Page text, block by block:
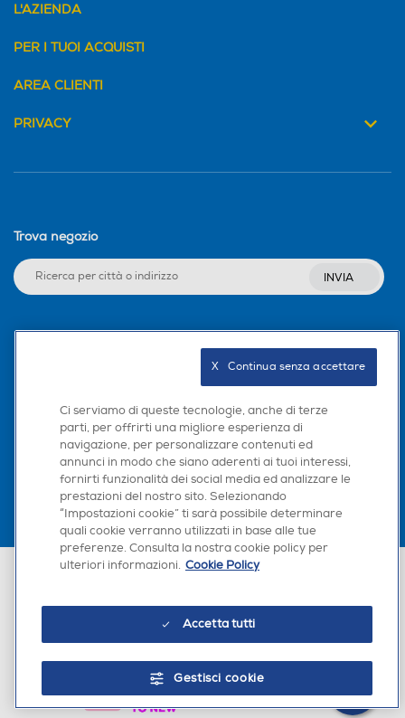
Hai bisogno di un
suggerimento su cosa
acquistare?
Chatta con RONICS
L'AZIENDA
PER I TUOI ACQUISTI
AREA CLIENTI
PRIVACY
Trova negozio
INVIA
Scarica la nostra app
Euronics Italia SpA. Sede legale Via Montefeltro, 6/a 20156 Milano
Ci serviamo di queste tecnologie, anche di terze
parti, per offrirti una migliore esperienza di
navigazione, per personalizzare contenuti ed
annunci in modo che siano aderenti ai tuoi interessi,
fornirti funzionalità dei social media ed analizzare le
prestazioni del nostro sito. Selezionando
“Impostazioni cookie” ti sarà possibile determinare
quali cookie verranno utilizzati in base alle tue
preferenze. Consulta la nostra cookie policy per
ulteriori informazioni. Cookie Policy
Accetta tutti
Gestisci cookie
X   Continua senza accettare